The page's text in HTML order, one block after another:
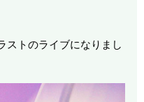
ストのライブになりまし